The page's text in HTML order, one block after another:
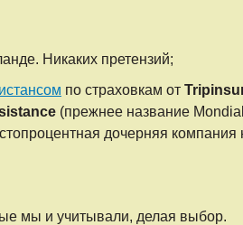
Никаких претензий;
по страховкам от
(прежнее название
дочерняя компания
мы и учитывали, делая выбор.